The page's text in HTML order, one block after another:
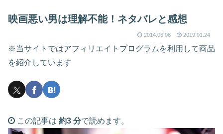
映画悪い男は理解不能！ネタバレと感想
2014.06.06 2019.01.24
※当サイトではアフィリエイトプログラムを利用して商品
を紹介しています
この記事は 約3 分で読めます。